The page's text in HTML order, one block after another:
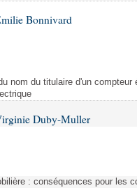
Bonnivard
nom du titulaire d'un
Duby-Muller
: conséquences pour les